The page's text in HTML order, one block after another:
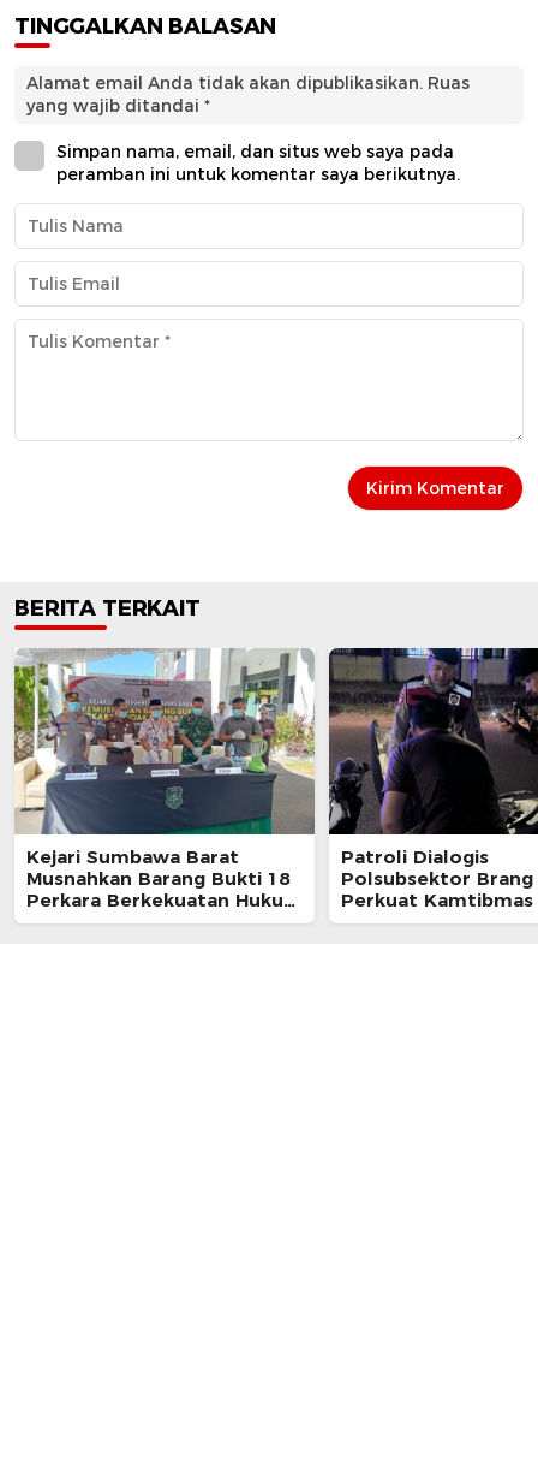
TINGGALKAN BALASAN
Alamat email Anda tidak akan dipublikasikan. Ruas
yang wajib ditandai *
Simpan nama, email, dan situs web saya pada
peramban ini untuk komentar saya berikutnya.
BERITA TERKAIT
Kejari Sumbawa Barat
Musnahkan Barang Bukti 18
Perkara Berkekuatan Hukum
Tetap
Patroli Dialogis
Polsubsektor Brang
Perkuat Kamtibmas
Edukasi Masyarakat